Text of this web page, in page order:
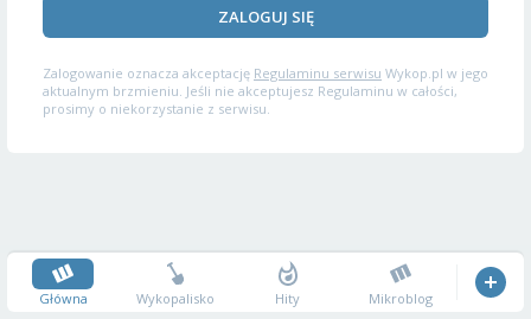
ZALOGUJ SIĘ
Zalogowanie oznacza akceptację Regulaminu serwisu Wykop.pl w jego
aktualnym brzmieniu. Jeśli nie akceptujesz Regulaminu w całości,
prosimy o niekorzystanie z serwisu.
Główna Wykopalisko Hity Mikroblog